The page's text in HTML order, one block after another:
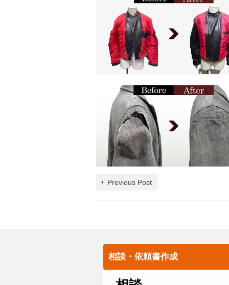
Previous Post
相談・依頼書作成